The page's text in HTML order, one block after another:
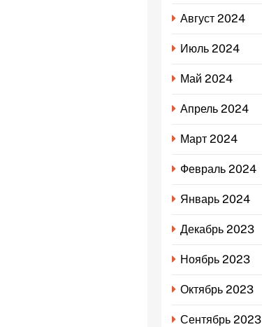
Август 2024
Июль 2024
Май 2024
Апрель 2024
Март 2024
Февраль 2024
Январь 2024
Декабрь 2023
Ноябрь 2023
Октябрь 2023
Сентябрь 2023